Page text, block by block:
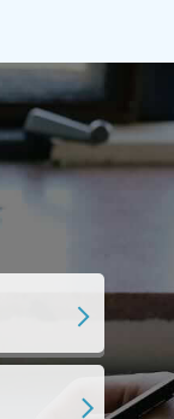
11月
8月
5月
2月